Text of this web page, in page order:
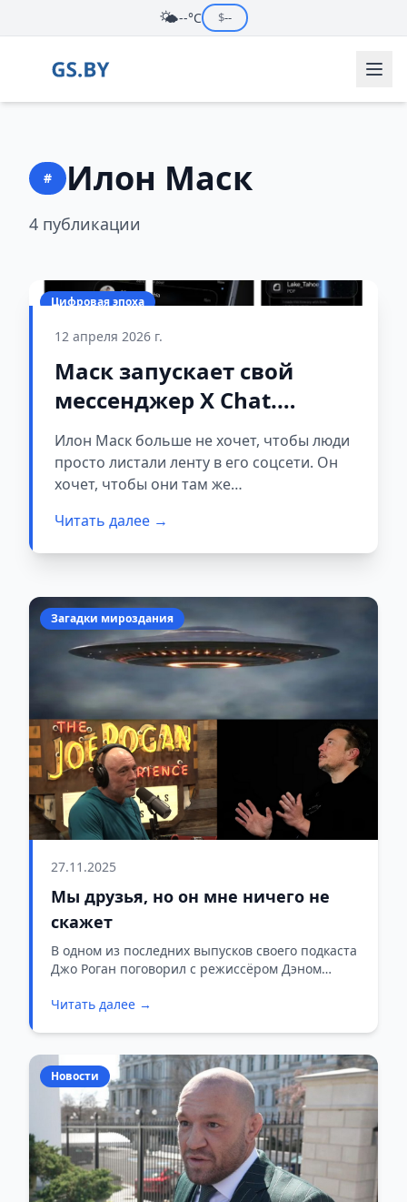
🌤️--°C $--
# Илон Маск
4 публикации
Цифровая эпоха
12 апреля 2026 г.
Маск запускает свой
мессенджер X Chat.
Получится ли отобрать
пользователей у Telegram
и WhatsApp?
Илон Маск больше не хочет, чтобы люди
просто листали ленту в его соцсети. Он
хочет, чтобы они там же
покупки.
Читать далее →
Загадки мироздания
27.11.2025
Мы друзья, но он мне ничего не
скажет
В одном из последних выпусков своего подкаста
Джо Роган поговорил с режиссёром Дэном
Илон Маск об НЛО и секретах космической
Читать далее →
Новости